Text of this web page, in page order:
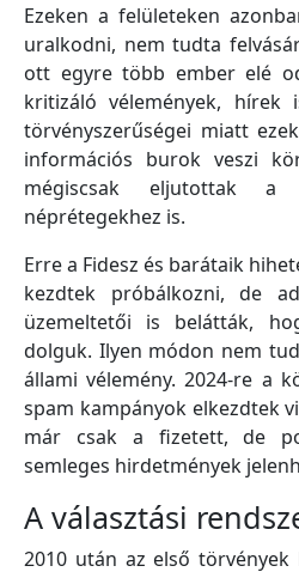
Ezeken a felületeken
uralkodni, nem tudta
ott egyre több ember elé
kritizáló vélemények,
törvényszerűségei miatt
információs burok veszi
mégiscsak eljutottak
néprétegekhez is.
Erre a Fidesz és barátaik
kezdtek próbálkozni, de
üzemeltetői is belátták,
dolguk. Ilyen módon nem
állami vélemény. 2024-re a
spam kampányok elkezdtek
már csak a fizetett, de
semleges hirdetmények
A választási
2010 után az első